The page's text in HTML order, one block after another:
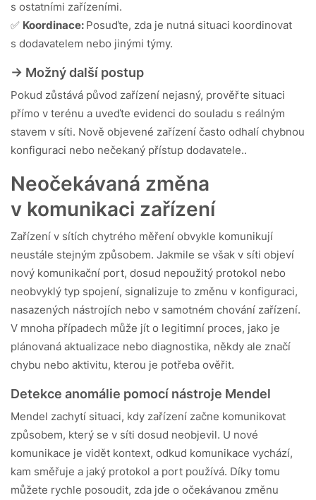
s ostatními zařízeními.
✅ Koordinace: Posuďte, zda je nutná situaci koordinovat
s dodavatelem nebo jinými týmy.
-> Možný další postup
Pokud zůstává původ zařízení nejasný, prověřte situaci
přímo v terénu a uveďte evidenci do souladu s reálným
stavem v síti. Nově objevené zařízení často odhalí chybnou
konfiguraci nebo nečekaný přístup dodavatele..
Neočekávaná změna
v komunikaci zařízení
Zařízení v sítích chytrého měření obvykle komunikují
neustále stejným způsobem. Jakmile se však v síti objeví
nový komunikační port, dosud nepoužitý protokol nebo
neobvyklý typ spojení, signalizuje to změnu v konfiguraci,
nasazených nástrojích nebo v samotném chování zařízení.
V mnoha případech může jít o legitimní proces, jako je
plánovaná aktualizace nebo diagnostika, někdy ale značí
chybu nebo aktivitu, kterou je potřeba ověřit.
Detekce anomálie pomocí nástroje Mendel
Mendel zachytí situaci, kdy zařízení začne komunikovat
způsobem, který se v síti dosud neobjevil. U nové
komunikace je vidět kontext, odkud komunikace vychází,
kam směřuje a jaký protokol a port používá. Díky tomu
můžete rychle posoudit, zda jde o očekávanou změnu